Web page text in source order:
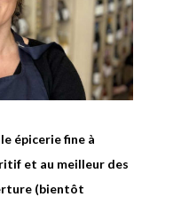
épicerie fine à
et au meilleur des
(bientôt